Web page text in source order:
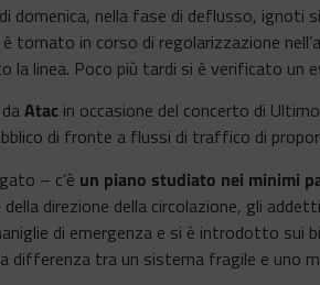
domenica, nella fase di deflusso, ignoti
in corso di regolarizzazione
la linea. Poco più tardi si è verificato
Atac in occasione del concerto di
di fronte a flussi di traffico di
– c’è un piano studiato nei minimi
direzione della circolazione, gli
di emergenza e si è introdotto sui
differenza tra un sistema fragile e uno